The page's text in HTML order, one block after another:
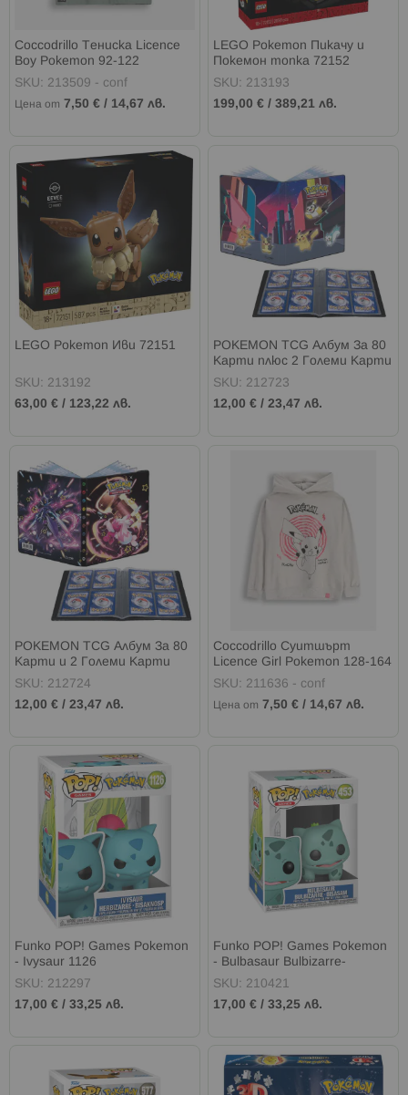
Coccodrillo Тениска Licence
Boy Pokemon 92-122
SKU: 213509 - conf
Цена от 7,50 € / 14,67 лв.
LEGO Pokemon Пикачу и
Покемон топка 72152
SKU: 213193
199,00 € /389,21 лв.
LEGO Pokemon Иви 72151
SKU: 213192
63,00 € / 123,22 лв.
POKEMON TCG Албум За 80
Карти плюс 2 Големи Карти
SKU: 212723
12,00 € /23,47 лв.
POKEMON TCG Албум За 80
Карти и 2 Големи Карти
SKU: 212724
12,00 € / 23,47 лв.
Coccodrillo Суитшърт
Licence Girl Pokemon 128-164
SKU: 211636 - conf
Цена от 7,50 € / 14,67 лв.
Funko POP! Games Pokemon
- Ivysaur 1126
SKU: 212297
17,00 € / 33,25 лв.
Funko POP! Games Pokemon
- Bulbasaur Bulbizarre-
Bisasam 453
SKU: 210421
17,00 € /33,25 лв.